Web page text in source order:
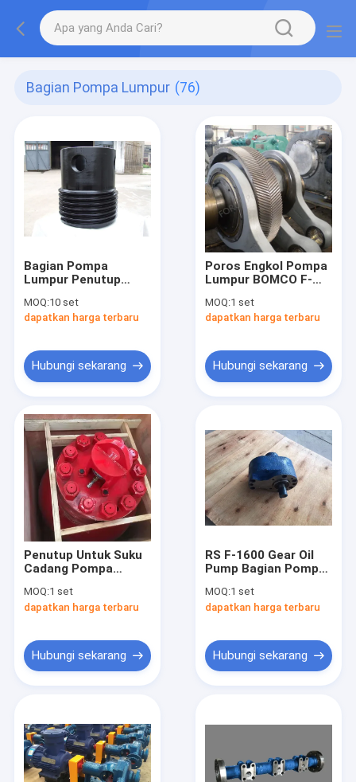
Bagian Pompa Lumpur (76)
Bagian Pompa
Lumpur Penutup
MOQ:10 set
dapatkan harga terbaru
Hubungi sekarang
Poros Engkol Pompa
Lumpur BOMCO F-
MOQ:1 set
dapatkan harga terbaru
Hubungi sekarang
Penutup Untuk Suku
Cadang Pompa
Pulsa
MOQ:1 set
dapatkan harga terbaru
Hubungi sekarang
RS F-1600 Gear Oil
Pump Bagian Pompa
/ mnt
MOQ:1 set
dapatkan harga terbaru
Hubungi sekarang